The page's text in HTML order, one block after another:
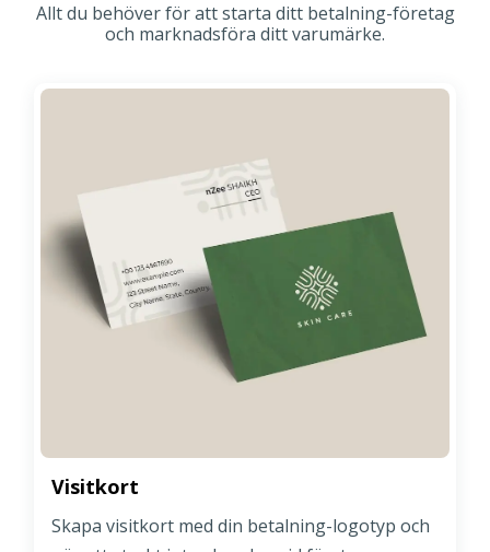
Allt du behöver för att starta ditt betalning-företag
och marknadsföra ditt varumärke.
Visitkort
Skapa visitkort med din betalning-logotyp och